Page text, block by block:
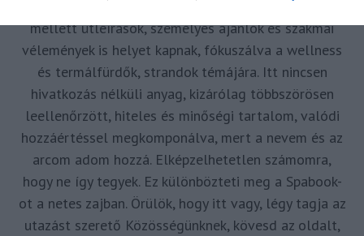
Repertoáromban hazai és nemzetközi turizmus hírek
mellett útleírások, személyes ajánlók és szakmai
vélemények is helyet kapnak, fókuszálva a wellness
és termálfürdők, strandok témájára. Itt nincsen
hivatkozás nélküli anyag, kizárólag többszörösen
leellenőrzött, hiteles és minőségi tartalom, valódi
hozzáértéssel megkomponálva, mert a nevem és az
arcom adom hozzá. Elképzelhetetlen számomra,
hogy ne így tegyek. Ez különbözteti meg a Spabook-
ot a netes zajban. Örülök, hogy itt vagy, légy tagja az
utazást szerető Közösségünknek, kövesd az oldalt,